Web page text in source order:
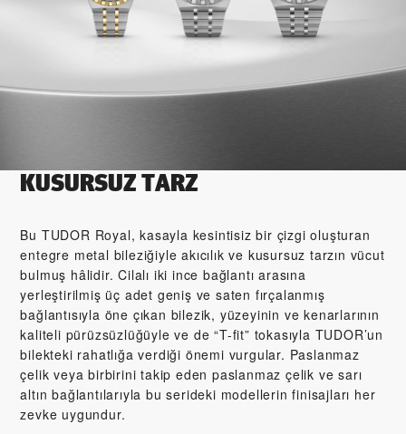
KUSURSUZ TARZ
Bu TUDOR Royal, kasayla kesintisiz bir çizgi oluşturan
entegre metal bileziğiyle akıcılık ve kusursuz tarzın vücut
bulmuş hâlidir. Cilalı iki ince bağlantı arasına
yerleştirilmiş üç adet geniş ve saten fırçalanmış
bağlantısıyla öne çıkan bilezik, yüzeyinin ve kenarlarının
kaliteli pürüzsüzlüğüyle ve de “T-fit” tokasıyla TUDOR’un
bilekteki rahatlığa verdiği önemi vurgular. Paslanmaz
çelik veya birbirini takip eden paslanmaz çelik ve sarı
altın bağlantılarıyla bu serideki modellerin finisajları her
zevke uygundur.